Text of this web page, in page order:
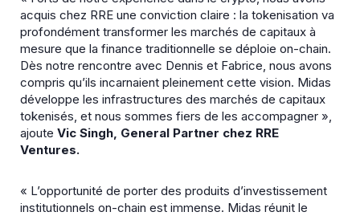
acquis chez RRE une conviction claire : la tokenisation va
profondément transformer les marchés de capitaux à
mesure que la finance traditionnelle se déploie on-chain.
Dès notre rencontre avec Dennis et Fabrice, nous avons
compris qu’ils incarnaient pleinement cette vision. Midas
développe les infrastructures des marchés de capitaux
tokenisés, et nous sommes fiers de les accompagner »,
ajoute Vic Singh, General Partner chez RRE
Ventures.
« L’opportunité de porter des produits d’investissement
institutionnels on-chain est immense. Midas réunit le